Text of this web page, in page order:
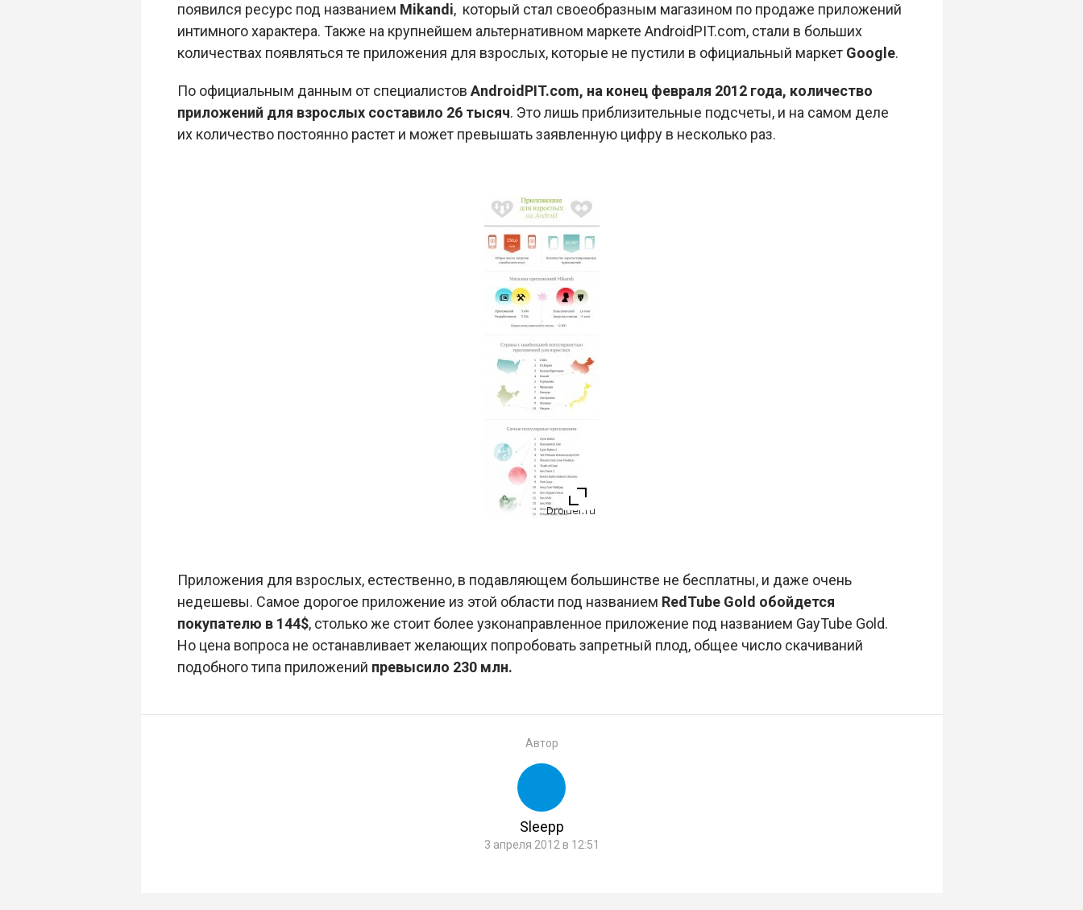
появился ресурс под названием Mikandi, который стал своеобразным магазином по продаже приложений
интимного характера. Также на крупнейшем альтернативном маркете AndroidPIT.com, стали в больших
количествах появляться те приложения для взрослых, которые не пустили в официальный маркет Google.
По официальным данным от специалистов AndroidPIT.com, на конец февраля 2012 года, количество
приложений для взрослых составило 26 тысяч. Это лишь приблизительные подсчеты, и на самом деле
их количество постоянно растет и может превышать заявленную цифру в несколько раз.
Приложения для взрослых, естественно, в подавляющем большинстве не бесплатны, и даже очень
недешевы. Самое дорогое приложение из этой области под названием RedTube Gold обойдется
покупателю в 144$, столько же стоит более узконаправленное приложение под названием GayTube Gold.
Но цена вопроса не останавливает желающих попробовать запретный плод, общее число скачиваний
подобного типа приложений превысило 230 млн.
Автор
Sleepp
3 апреля 2012 в 12:51